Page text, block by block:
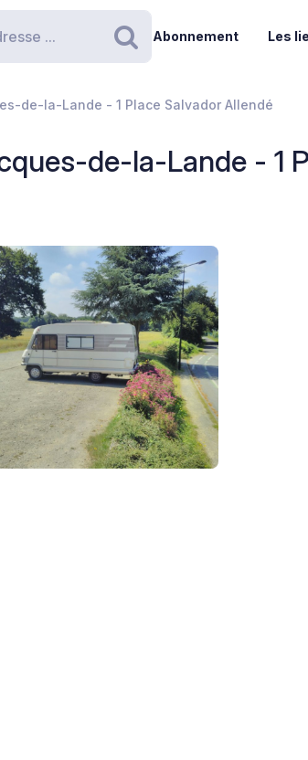
Rechercher
Abonnement Les
de-la-Lande - 1 Place Salvador Allendé
de-la-Lande - 1